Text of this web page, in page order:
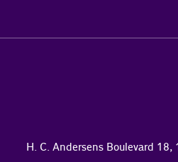
H. C. Andersens Boulevard 18,